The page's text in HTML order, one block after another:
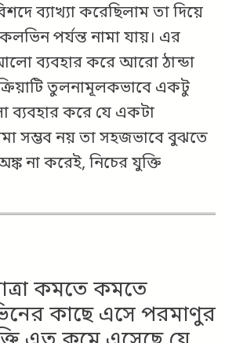
ব্যাখ্যা করেছিলাম তা দিয়ে
পর্যন্ত নামা যায়। এর
ব্যবহার করে আরো ঠান্ডা
তুলনামূলকভাবে একটু
করে যে একটা
সম্ভব নয় তা সহজভাবে বুঝতে
না করেই, নিচের যুক্তি
কমতে কমতে
কাছে এসে পরমাণুর